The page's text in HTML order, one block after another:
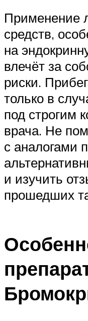
Применение
средств,
на
влечёт за
риски.
только в
под строгим
врача. Не
с аналогами
и изучить
прошедших